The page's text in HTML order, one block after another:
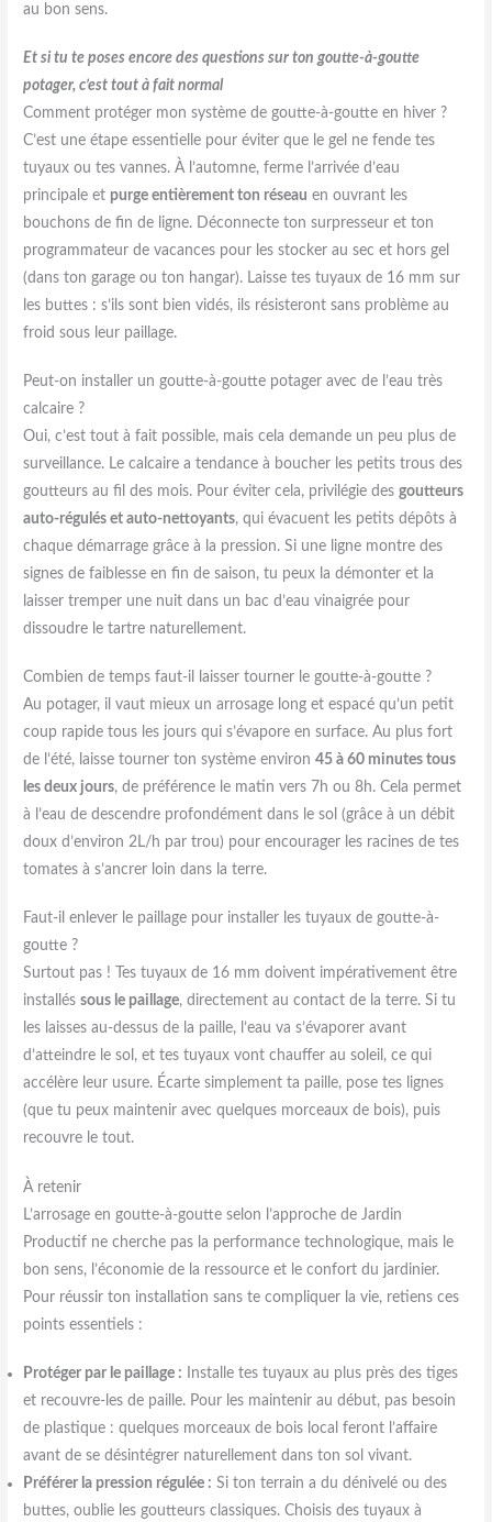
au bon sens.
Et si tu te poses encore des questions sur ton goutte-à-goutte
potager, c’est tout à fait normal
Comment protéger mon système de goutte-à-goutte en hiver ?
C’est une étape essentielle pour éviter que le gel ne fende tes
tuyaux ou tes vannes. À l’automne, ferme l’arrivée d’eau
principale et purge entièrement ton réseau en ouvrant les
bouchons de fin de ligne. Déconnecte ton surpresseur et ton
programmateur de vacances pour les stocker au sec et hors gel
(dans ton garage ou ton hangar). Laisse tes tuyaux de 16 mm sur
les buttes : s’ils sont bien vidés, ils résisteront sans problème au
froid sous leur paillage.
Peut-on installer un goutte-à-goutte potager avec de l’eau très
calcaire ?
Oui, c’est tout à fait possible, mais cela demande un peu plus de
surveillance. Le calcaire a tendance à boucher les petits trous des
goutteurs au fil des mois. Pour éviter cela, privilégie desgoutteurs
auto-régulés et auto-nettoyants, qui évacuent les petits dépôts à
chaque démarrage grâce à la pression. Si une ligne montre des
signes de faiblesse en fin de saison, tu peux la démonter et la
laisser tremper une nuit dans un bac d’eau vinaigrée pour
dissoudre le tartre naturellement.
Combien de temps faut-il laisser tourner le goutte-à-goutte ?
Au potager, il vaut mieux un arrosage long et espacé qu’un petit
coup rapide tous les jours qui s’évapore en surface. Au plus fort
de l’été, laisse tourner ton système environ45 à 60 minutes tous
les deux jours, de préférence le matin vers 7h ou 8h. Cela permet
à l’eau de descendre profondément dans le sol (grâce à un débit
doux d’environ 2L/h par trou) pour encourager les racines de tes
tomates à s’ancrer loin dans la terre.
Faut-il enlever le paillage pour installer les tuyaux de goutte-à-
goutte ?
Surtout pas ! Tes tuyaux de 16 mm doivent impérativement être
installéssous le paillage, directement au contact de la terre. Si tu
les laisses au-dessus de la paille, l’eau va s’évaporer avant
d’atteindre le sol, et tes tuyaux vont chauffer au soleil, ce qui
accélère leur usure. Écarte simplement ta paille, pose tes lignes
(que tu peux maintenir avec quelques morceaux de bois), puis
recouvre le tout.
À retenir
L’arrosage en goutte-à-goutte selon l’approche de Jardin
Productif ne cherche pas la performance technologique, mais le
bon sens, l’économie de la ressource et le confort du jardinier.
Pour réussir ton installation sans te compliquer la vie, retiens ces
points essentiels :
Protéger par le paillage : Installe tes tuyaux au plus près des tiges
et recouvre-les de paille. Pour les maintenir au début, pas besoin
de plastique : quelques morceaux de bois local feront l’affaire
avant de se désintégrer naturellement dans ton sol vivant.
Préférer la pression régulée : Si ton terrain a du dénivelé ou des
buttes, oublie les goutteurs classiques. Choisis des tuyaux à